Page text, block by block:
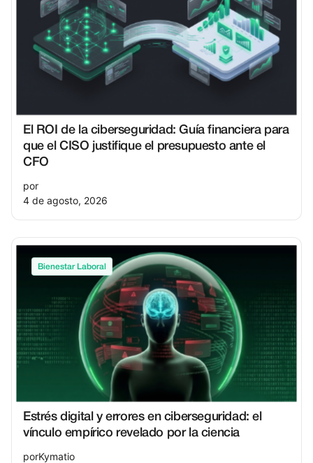
El ROI de la ciberseguridad: Guía financiera para
que el CISO justifique el presupuesto ante el
CFO
por
4 de agosto, 2026
Bienestar Laboral
Estrés digital y errores en ciberseguridad: el
vínculo empírico revelado por la ciencia
porKymatio